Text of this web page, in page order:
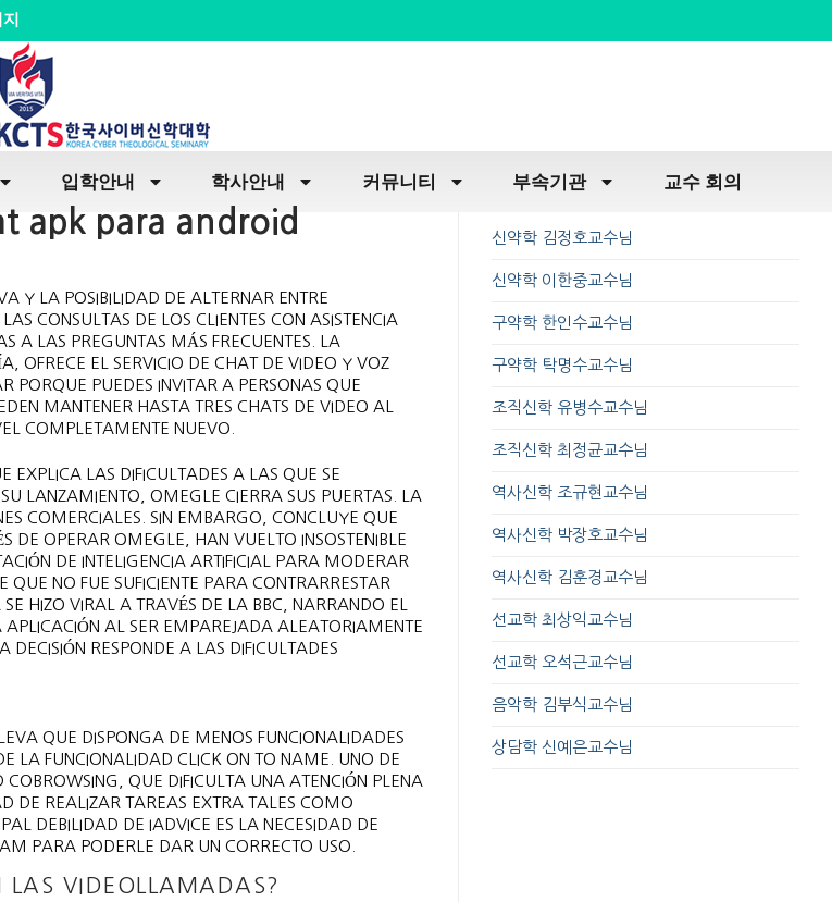
입학안내 학사안내 커뮤니티 부속기관 교수 회의
apk para android
Y LA POSIBILIDAD DE ALTERNAR ENTRE
CONSULTAS DE LOS CLIENTES CON ASISTENCIA
A LAS PREGUNTAS MÁS FRECUENTES. LA
OFRECE EL SERVICIO DE CHAT DE VIDEO Y VOZ
PORQUE PUEDES INVITAR A PERSONAS QUE
MANTENER HASTA TRES CHATS DE VIDEO AL
COMPLETAMENTE NUEVO.
EXPLICA LAS DIFICULTADES A LAS QUE SE
LANZAMIENTO, OMEGLE CIERRA SUS PUERTAS. LA
COMERCIALES. SIN EMBARGO, CONCLUYE QUE
DE OPERAR OMEGLE, HAN VUELTO INSOSTENIBLE
DE INTELIGENCIA ARTIFICIAL PARA MODERAR
NO FUE SUFICIENTE PARA CONTRARRESTAR
HIZO VIRAL A TRAVÉS DE LA BBC, NARRANDO EL
AL SER EMPAREJADA ALEATORIAMENTE
RESPONDE A LAS DIFICULTADES
QUE DISPONGA DE MENOS FUNCIONALIDADES
LA FUNCIONALIDAD CLICK ON TO NAME. UNO DE
COBROWSING, QUE DIFICULTA UNA ATENCIÓN PLENA
DE REALIZAR TAREAS EXTRA TALES COMO
DEBILIDAD DE IADVICE ES LA NECESIDAD DE
PARA PODERLE DAR UN CORRECTO USO.
LAS VIDEOLLAMADAS?
신약학 김정호교수님
신약학 이한중교수님
구약학 한인수교수님
구약학 탁명수교수님
조직신학 유병수교수님
조직신학 최정균교수님
역사신학 조규현교수님
역사신학 박장호교수님
역사신학 김훈경교수님
선교학 최상익교수님
선교학 오석근교수님
음악학 김부식교수님
상담학 신예은교수님